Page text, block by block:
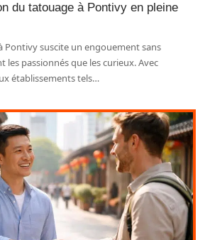
du tatouage à Pontivy en pleine
Pontivy suscite un engouement sans
passionnés que les curieux. Avec
établissements tels…